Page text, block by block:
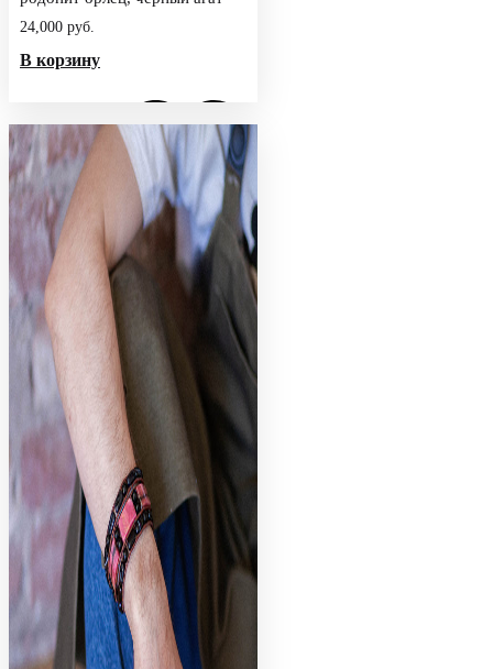
24,000 руб.
В корзину
Добавить в избранное